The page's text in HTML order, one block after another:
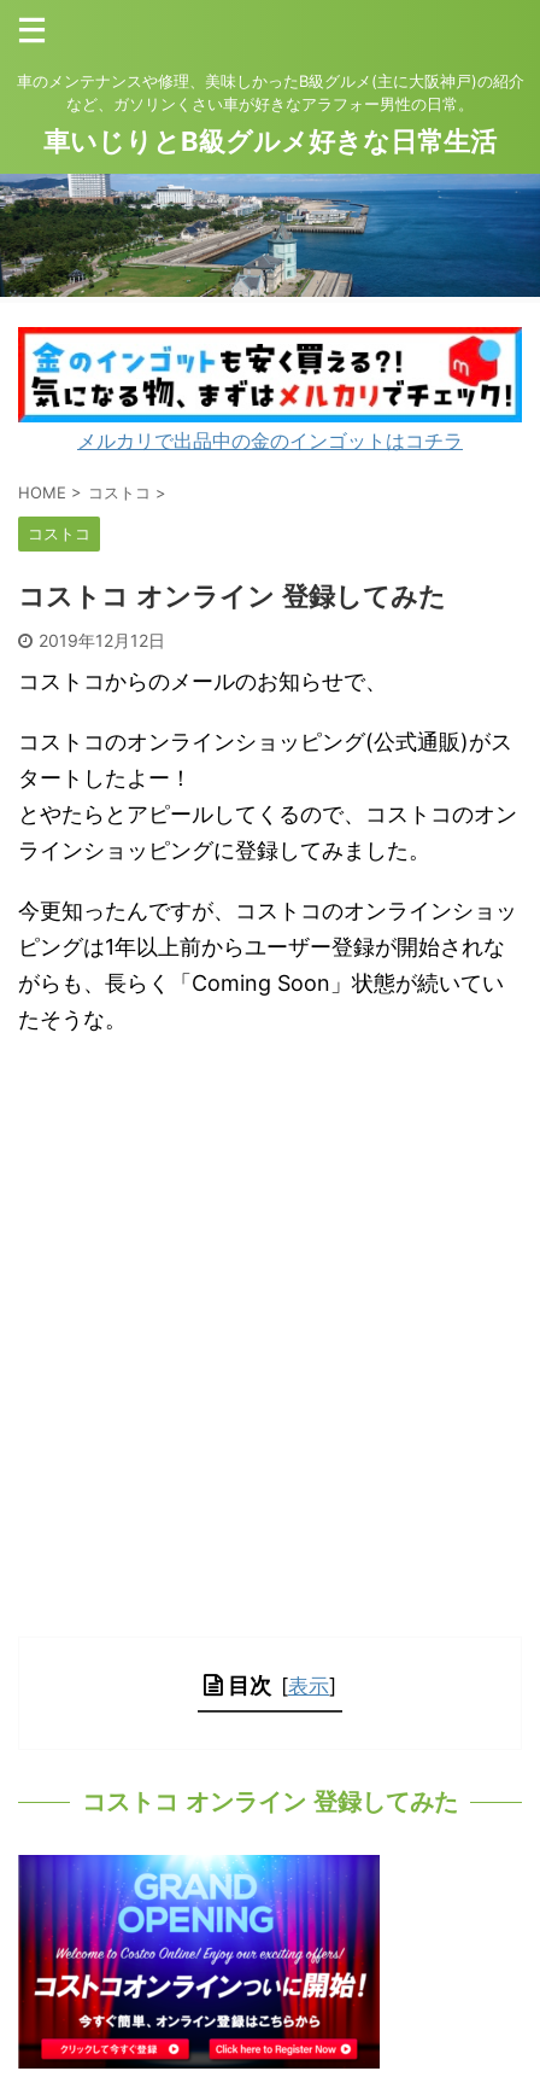
車のメンテナンスや修理、美味しかったB級グルメ(主に大阪神戸)の紹介
など、ガソリンくさい車が好きなアラフォー男性の日常。
車いじりとB級グルメ好きな日常生活
メルカリで出品中の金のインゴットはコチラ
HOME > コストコ >
コストコ
コストコ オンライン 登録してみた
2019年12月12日
コストコからのメールのお知らせで、
コストコのオンラインショッピング(公式通販)がス
タートしたよー！
とやたらとアピールしてくるので、コストコのオン
ラインショッピングに登録してみました。
今更知ったんですが、コストコのオンラインショッ
ピングは1年以上前からユーザー登録が開始されな
がらも、長らく「Coming Soon」状態が続いてい
たそうな。
目次 [表示]
コストコ オンライン 登録してみた